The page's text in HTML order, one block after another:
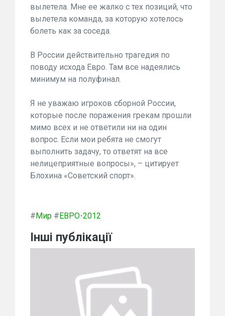
вылетела. Мне ее жалко с тех позиций, что
вылетела команда, за которую хотелось
болеть как за соседа.
В России действительно трагедия по
поводу исхода Евро. Там все надеялись
минимум на полуфинал.
Я не уважаю игроков сборной России,
которые после поражения грекам прошли
мимо всех и не ответили ни на один
вопрос. Если мои ребята не смогут
выполнить задачу, то ответят на все
нелицеприятные вопросы», – цитирует
Блохина «Советский спорт».
#Мир #ЕВРО-2012
Інші публікації